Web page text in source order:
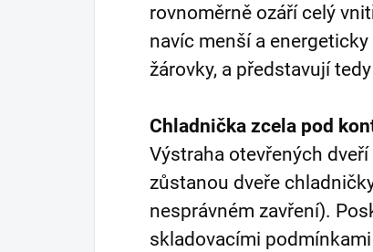
rovnoměrně ozáří celý
navíc menší a
žárovky, a představují
Chladnička zcela pod
Výstraha otevřených
zůstanou dveře
nesprávném zavření).
skladovacími